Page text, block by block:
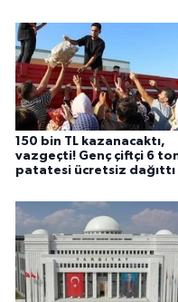
150 bin TL kazanacaktı,
vazgeçti! Genç çiftçi 6
patatesi ücretsiz dağıttı